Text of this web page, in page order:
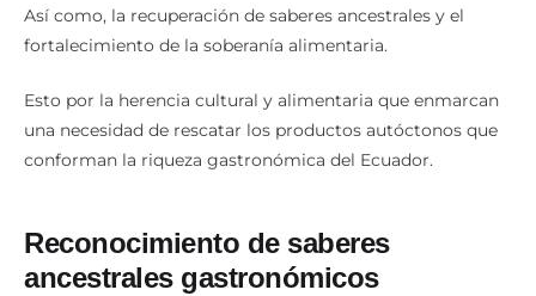
Así como, la recuperación de saberes ancestrales y el
fortalecimiento de la soberanía alimentaria.
Esto por la herencia cultural y alimentaria que enmarcan
una necesidad de rescatar los productos autóctonos que
conforman la riqueza gastronómica del Ecuador.
Reconocimiento de saberes
ancestrales gastronómicos